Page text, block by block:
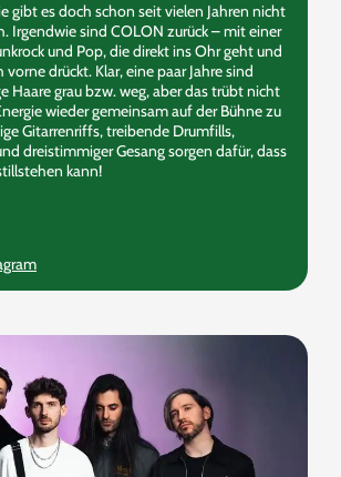
gibt es doch schon seit vielen Jahren nicht
Irgendwie sind COLON zurück – mit einer
und Pop, die direkt ins Ohr geht und
drückt. Klar, eine paar Jahre sind
Haare grau bzw. weg, aber das trübt nicht
wieder gemeinsam auf der Bühne zu
Gitarrenriffs, treibende Drumfills,
dreistimmiger Gesang sorgen dafür, dass
kann!